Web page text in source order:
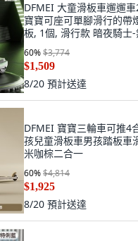
DFMEI 大童滑板車遛遛
寶寶可座可單腳滑行的帶
板, 1個, 滑行款 暗夜騎士-
+悍馬輪
60%$3,774
$1,509
8/20 預計送達
DFMEI 寶寶三輪車可推4
孩兒童滑板車男孩踏板車
米咖棕二合一
60%$4,814
$1,925
8/20 預計送達